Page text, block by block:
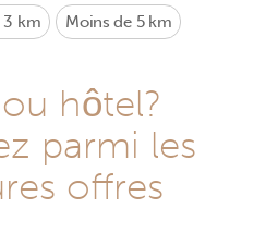
3 km Moins de 5 km
hôtel?
parmi les
offres